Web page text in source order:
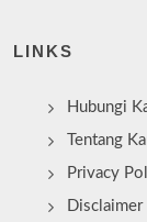
LINKS
Hubungi
Tentang
Privacy
Disclaimer